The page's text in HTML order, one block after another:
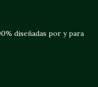
diseñadas por y para